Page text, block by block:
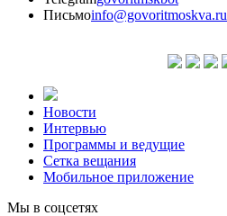
Письмоinfo@govoritmoskva.ru
Новости
Интервью
Программы и ведущие
Сетка вещания
Мобильное приложение
Мы в соцсетях